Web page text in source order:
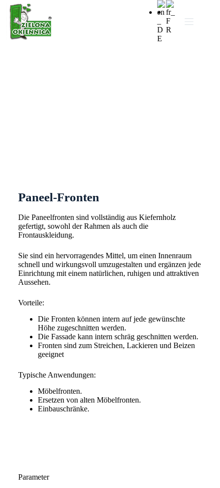
Paneel-Fronten
Die Paneelfronten sind vollständig aus Kiefernholz
gefertigt, sowohl der Rahmen als auch die
Frontauskleidung.
Sie sind ein hervorragendes Mittel, um einen Innenraum
schnell und wirkungsvoll umzugestalten und ergänzen jede
Einrichtung mit einem natürlichen, ruhigen und attraktiven
Aussehen.
Vorteile:
Die Fronten können intern auf jede gewünschte
Höhe zugeschnitten werden.
Die Fassade kann intern schräg geschnitten werden.
Fronten sind zum Streichen, Lackieren und Beizen
geeignet
Typische Anwendungen:
Möbelfronten.
Ersetzen von alten Möbelfronten.
Einbauschränke.
Parameter